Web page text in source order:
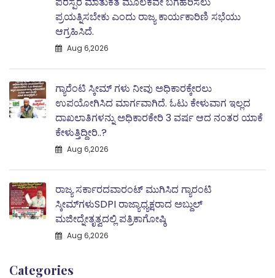
ಪ್ರಯತ್ನಿಸಬೇಕು ಎಂದು ರಾಜ್ಯ ಕಾರ್ಯಕಾರಿಣಿ ಸಭೆಯು
ಆಗ್ರಹಿಸಿದೆ.
Aug 6,2026
ಗ್ಯಾರೆಂಟಿ ಸ್ಕೀಮ್ ಗಳು ನೀವು ಅಧಿಕಾರಕ್ಕೇರಲು
ಉಪಯೋಗಿಸಿದ ಮಾರ್ಗವಾಗಿದೆ. ಓಟು ಕೇಳುವಾಗ ಇಲ್ಲದ
ದಾಖಲಾತಿಗಳನ್ನು ಅಧಿಕಾರಕೇರಿ 3 ವರ್ಷ ಆದ ನಂತರ ಯಾಕೆ
ಕೇಳುತ್ತಿದ್ದೀರಿ..?
Aug 6,2026
ರಾಜ್ಯ ಸರ್ಕಾರದವಾರಂಟ್ ಮುಗಿಸಿದ ಗ್ಯಾರಂಟಿ
ಸ್ಕೀಮ್‌ಗಳುSDPI ರಾಜ್ಯಾಧ್ಯಕ್ಷರಾದ ಅಬ್ದುಲ್
ಮಜೀದ್ನೇತೃತ್ವದಲ್ಲಿ ಪತ್ರಿಕಾಗೋಷ್ಠಿ
Aug 6,2026
Categories